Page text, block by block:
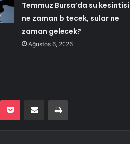
Temmuz Bursa’da su kesintisi
ne zaman bitecek, sular ne
zaman gelecek?
Ağustos 6, 2026
Pocket E-Posta ile paylaş Yazdır